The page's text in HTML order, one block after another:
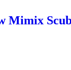
Mimix